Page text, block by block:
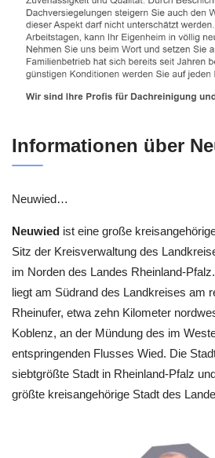
Informationen über
Neuwied…
Neuwied ist eine große
Sitz der Kreisverwaltung des
im Norden des Landes Rheinland-
liegt am Südrand des Landkreises am
Rheinufer, etwa zehn Kilometer
Koblenz, an der Mündung des im
entspringenden Flusses Wied. Die
siebtgrößte Stadt in Rheinland-Pfalz
größte kreisangehörige Stadt des